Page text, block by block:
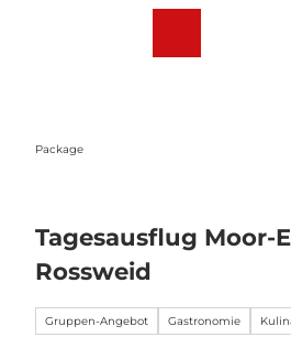
Package
Tagesausflug Moor-
Rossweid
Gruppen-Angebot Gastronomie